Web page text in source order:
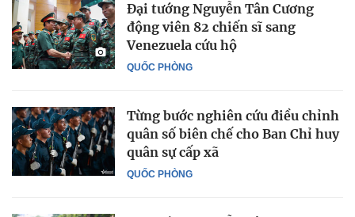
QUỐC PHÒNG
Đại tướng Nguyễn Tân Cương
động viên 82 chiến sĩ sang
Venezuela cứu hộ
QUỐC PHÒNG
Từng bước nghiên cứu điều chỉnh
quân số biên chế cho Ban Chỉ huy
quân sự cấp xã